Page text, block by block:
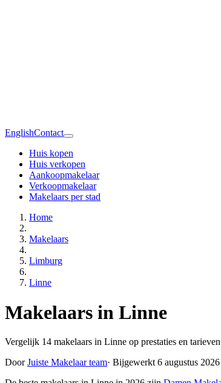
EnglishContact
Huis kopen
Huis verkopen
Aankoopmakelaar
Verkoopmakelaar
Makelaars per stad
Home
Makelaars
Limburg
Linne
Makelaars in Linne
Vergelijk 14 makelaars in Linne op prestaties en
DoorJuiste Makelaar team· Bijgewerkt 6 augustus 2026